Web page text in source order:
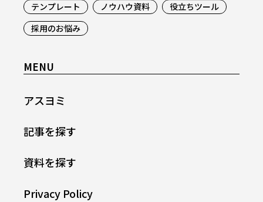
テンプレート
ノウハウ資料
役立ちツール
採用のお悩み
MENU
アスヨミ
記事を探す
資料を探す
Privacy Policy